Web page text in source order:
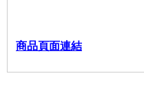
商品頁面連結